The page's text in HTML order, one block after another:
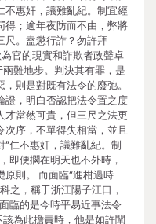
不惠奸，議難亂紀。制宜經
得；逾年夜防而不由，弊將
尺。盍懲行詐？勿許拜
官的現實和詐欺者政聲卓
難地步。判決其有罪，是
則是對既有法令的廢弛。
證，明白否認把法令置之度
當然可貴，但三尺之法更
次序，不單得失相當，並且
仁不惠奸，議難亂紀。制
即便擱在明天也不外時，
則。 而面臨“進柑過時
之，稱于浙江陽子江口，
臨的是今時平易近事法令
為此擔責時，他是如許闡